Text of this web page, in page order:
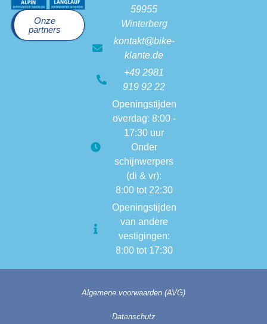
59955
Winterberg
kontakt@bike-
klante.de
+49 2981
919 92 22
Openingstijden
overdag: 8:00 -
17:30 uur
Onder
schijnwerpers
(di & vr):
8:00 tot 22:30
Openingstijden
van andere
vestigingen:
8:00 tot 17:30
Onze
partners
Algemene voorwaarden (AVG)
Datenschutz